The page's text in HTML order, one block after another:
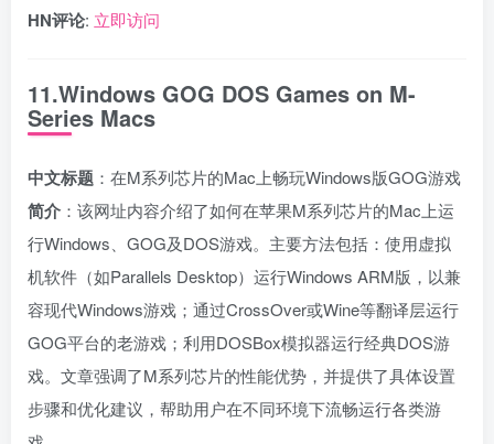
HN评论: 立即访问
11.Windows GOG DOS Games on M-
Series Macs
中文标题 ：在M系列芯片的Mac上畅玩Windows版GOG游戏
简介 ：该网址内容介绍了如何在苹果M系列芯片的Mac上运
行Windows、GOG及DOS游戏。主要方法包括：使用虚拟
机软件（如Parallels Desktop）运行Windows ARM版，以兼
容现代Windows游戏；通过CrossOver或Wine等翻译层运行
GOG平台的老游戏；利用DOSBox模拟器运行经典DOS游
戏。文章强调了M系列芯片的性能优势，并提供了具体设置
步骤和优化建议，帮助用户在不同环境下流畅运行各类游